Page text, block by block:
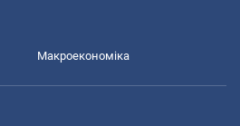
Макроекономіка